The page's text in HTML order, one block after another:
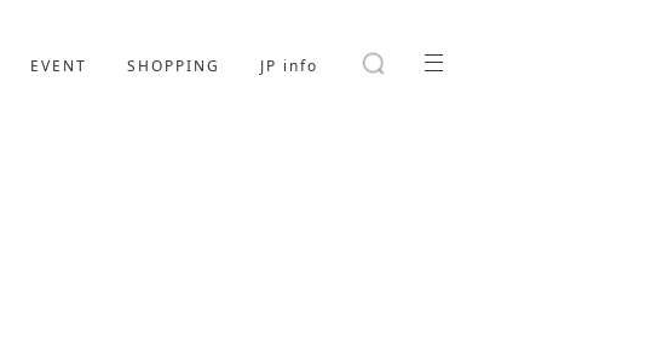
EVENT SHOPPING JP info